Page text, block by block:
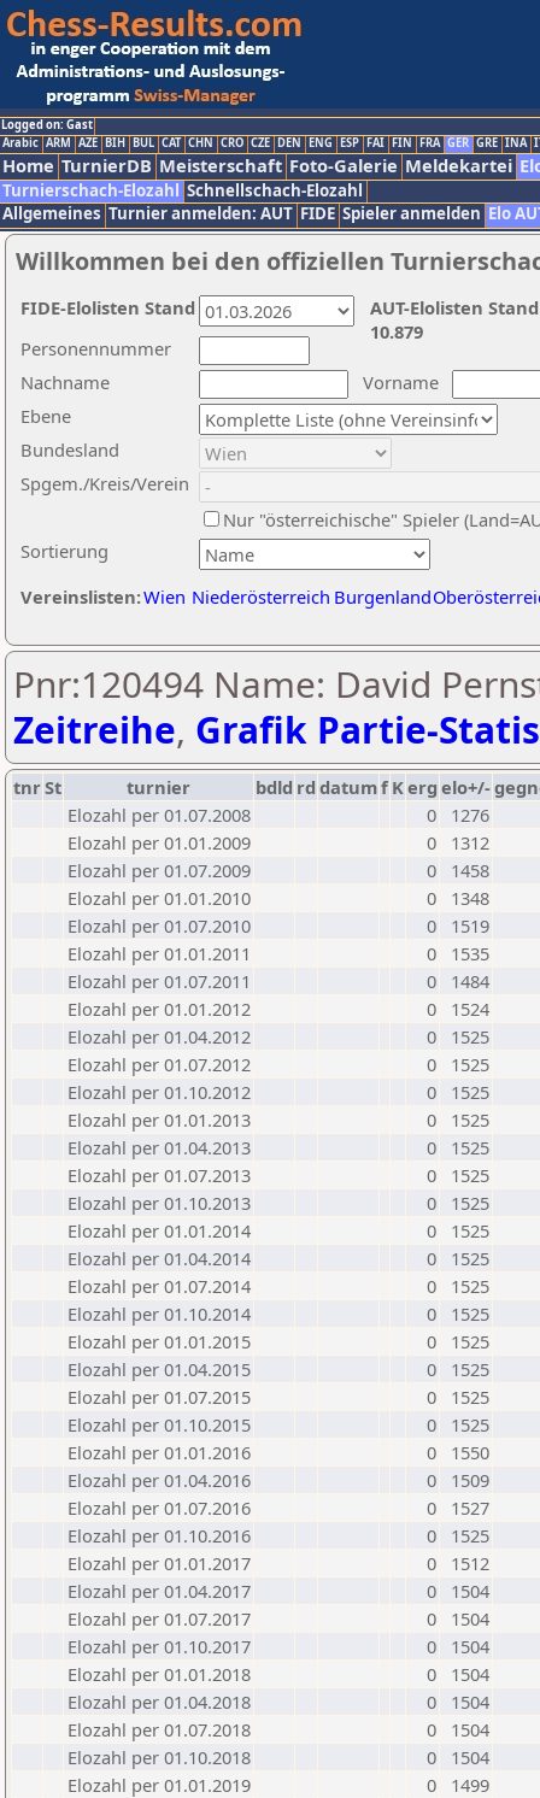
Logged on: Gast
Arabic ARM AZE BIH BUL CAT CHN CRO CZE DEN ENG ESP FAI FIN FRA GER GRE INA
Home TurnierDB Meisterschaft Foto-Galerie Meldekartei
Turnierschach-Elozahl Schnellschach-Elozahl
Allgemeines Turnier anmelden: AUT FIDE Spieler anmelden Elo
Willkommen bei den offiziellen
Nachname
Vorname
Ebene
Sortierung
Personennummer
Bundesland
Spgem./Kreis/Verein
Nur "österreichische" Spieler
Vereinslisten:Wien Niederösterreich Burgenland
AUT-Elolisten
10.879
FIDE-Elolisten Stand
Pnr:120494 Name: David
Zeitreihe, Grafik Partie-
tnrSt turnier bdld rd datumf Kerg elo+/-
Elozahl per 01.07.2008
0
1276
Elozahl per 01.01.2009
0
1312
Elozahl per 01.07.2009
0
1458
Elozahl per 01.01.2010
0
1348
Elozahl per 01.07.2010
0
1519
Elozahl per 01.01.2011
0
1535
Elozahl per 01.07.2011
0
1484
Elozahl per 01.01.2012
0
1524
Elozahl per 01.04.2012
0
1525
Elozahl per 01.07.2012
0
1525
Elozahl per 01.10.2012
0
1525
Elozahl per 01.01.2013
0
1525
Elozahl per 01.04.2013
0
1525
Elozahl per 01.07.2013
0
1525
Elozahl per 01.10.2013
0
1525
Elozahl per 01.01.2014
0
1525
Elozahl per 01.04.2014
0
1525
Elozahl per 01.07.2014
0
1525
Elozahl per 01.10.2014
0
1525
Elozahl per 01.01.2015
0
1525
Elozahl per 01.04.2015
0
1525
Elozahl per 01.07.2015
0
1525
Elozahl per 01.10.2015
0
1525
Elozahl per 01.01.2016
0
1550
Elozahl per 01.04.2016
0
1509
Elozahl per 01.07.2016
0
1527
Elozahl per 01.10.2016
0
1525
Elozahl per 01.01.2017
0
1512
Elozahl per 01.04.2017
0
1504
Elozahl per 01.07.2017
0
1504
Elozahl per 01.10.2017
0
1504
Elozahl per 01.01.2018
0
1504
Elozahl per 01.04.2018
0
1504
Elozahl per 01.07.2018
0
1504
Elozahl per 01.10.2018
0
1504
Elozahl per 01.01.2019
0
1499